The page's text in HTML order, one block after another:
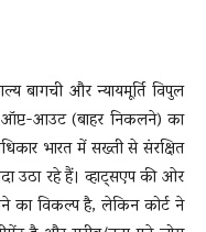
बागची और न्यायमूर्ति विपुल
ऑप्ट-आउट (बाहर निकलने) का
भारत में सख्ती से संरक्षित
उठा रहे हैं। व्हाट्सएप की ओर
का विकल्प है, लेकिन कोर्ट ने